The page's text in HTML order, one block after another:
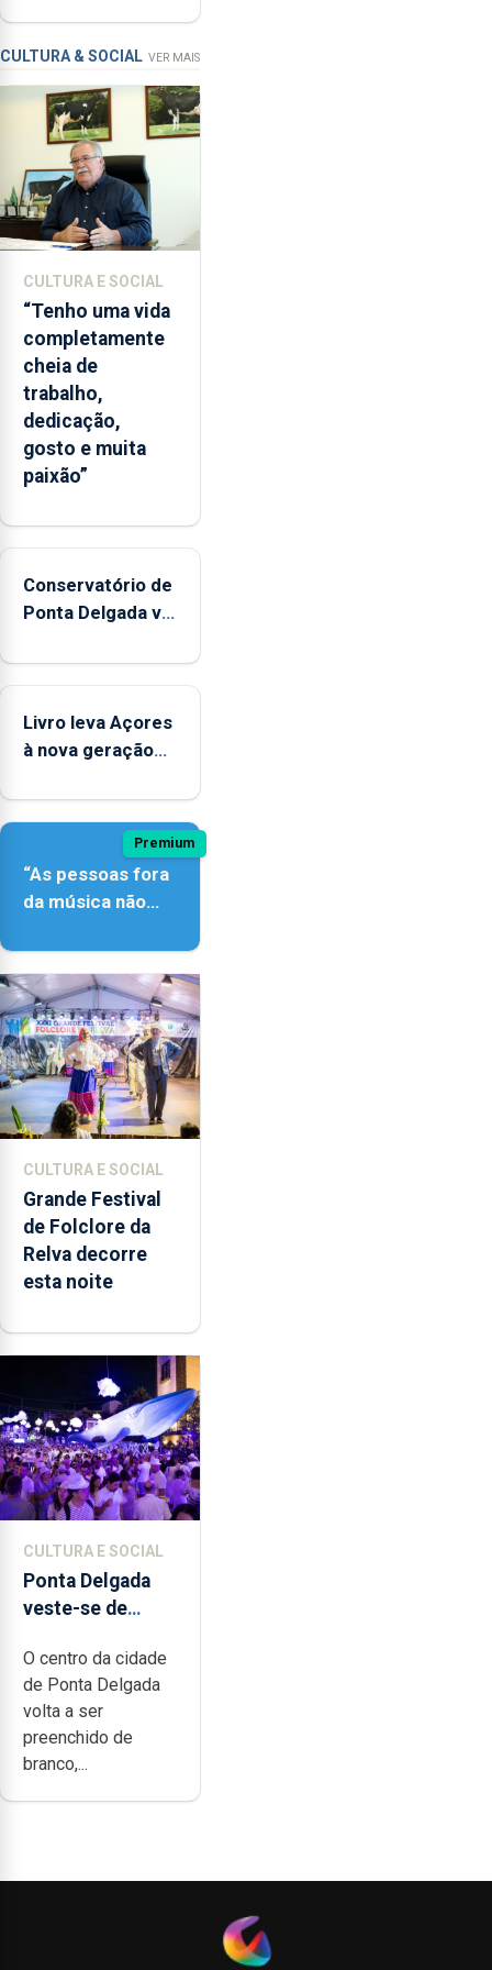
condições
de
ensino
instituição
requalificação
CULTURA & SOCIAL VER MAIS
CULTURA E SOCIAL
“Tenho uma vida
completamente
cheia de
trabalho,
dedicação,
gosto e muita
paixão”
Conservatório de
Ponta Delgada vai
novos
Livro leva Açores
à nova geração
Premium
“As pessoas fora
da música não
quão difícil é
produzir uma
música”
CULTURA E SOCIAL
Grande Festival
de Folclore da
Relva decorre
esta noite
CULTURA E SOCIAL
Ponta Delgada
veste-se de
O centro da cidade
de Ponta Delgada
volta a ser
preenchido de
branco,...